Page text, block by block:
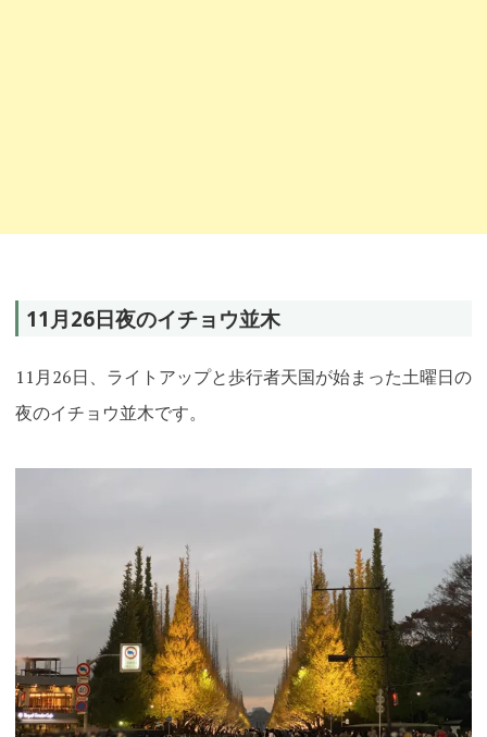
11月26日夜のイチョウ並木
11月26日、ライトアップと歩行者天国が始まった土曜日の
夜のイチョウ並木です。